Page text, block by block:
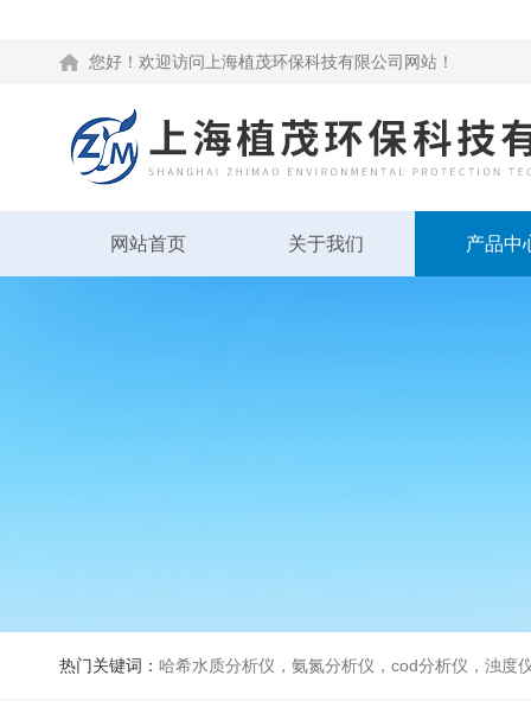
您好！欢迎访问上海植茂环保科技有限公司网站！
网站首页 关于我们 产品中
热门关键词： 哈希水质分析仪，氨氮分析仪，cod分析仪，浊度